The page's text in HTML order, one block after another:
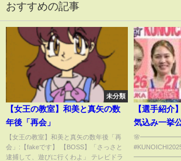
おすすめの記事
未分類
【女王の教室】和美と真矢の数
年後「再会」
【女王の教室】和美と真矢の数年後「再
会」:【fakeです】 【BOSS】「さっさと
逮捕して、遊びに行くわよ」 テレビドラ
【選手紹介
気込み一挙
本弥生/ギャ
羅】